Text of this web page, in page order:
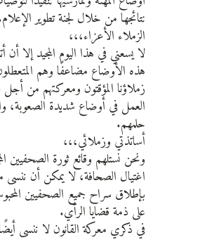
نتائجها من خلال لجنة تطوير
الزملاء الأعزاء،،،
لا يسعني في هذا اليوم المجيد إلا
هذه الأوضاع مضاعفًا وهم
العمل في أوضاع شديدة الصعوبة،
حلمهم.
أساتذتي وزملائي،،،
ونحن نستلهم وقائع ثورة الصحفيين
اغتيال الصحافة، لا يمكن أن ننسى
بإطلاق سراح جميع الصحفيين
على ذمة قضايا الرأي.
في ذكري معركة القانون لا ننسى أيضًا